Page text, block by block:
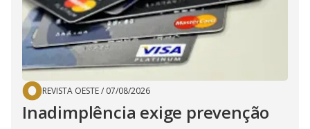
REVISTA OESTE/ 07/08/2026
Inadimplência exige prevenção